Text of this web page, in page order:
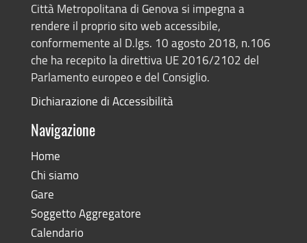
Città Metropolitana di Genova si impegna a
rendere il proprio sito web accessibile,
conformemente al D.lgs. 10 agosto 2018, n.106
che ha recepito la direttiva UE 2016/2102 del
Parlamento europeo e del Consiglio.
Dichiarazione di Accessibilità
Navigazione
Home
Chi siamo
Gare
Soggetto Aggregatore
Calendario